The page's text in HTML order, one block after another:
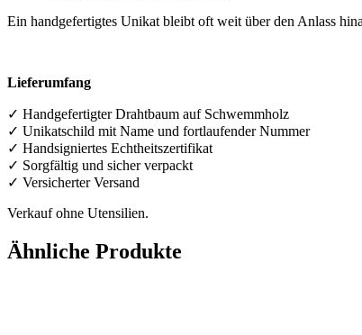
Ein handgefertigtes Unikat bleibt oft weit über den Anlass
Lieferumfang
✓ Handgefertigter Drahtbaum auf Schwemmholz
✓ Unikatschild mit Name und fortlaufender Nummer
✓ Handsigniertes Echtheitszertifikat
✓ Sorgfältig und sicher verpackt
✓ Versicherter Versand
Verkauf ohne Utensilien.
Ähnliche Produkte